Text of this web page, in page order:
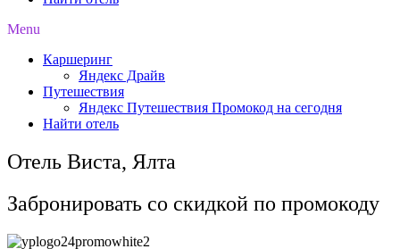
Menu
Каршеринг
Яндекс Драйв
Путешествия
Яндекс Путешествия Промокод на сегодня
Найти отель
Отель Виста, Ялта
Забронировать со скидкой по промокоду